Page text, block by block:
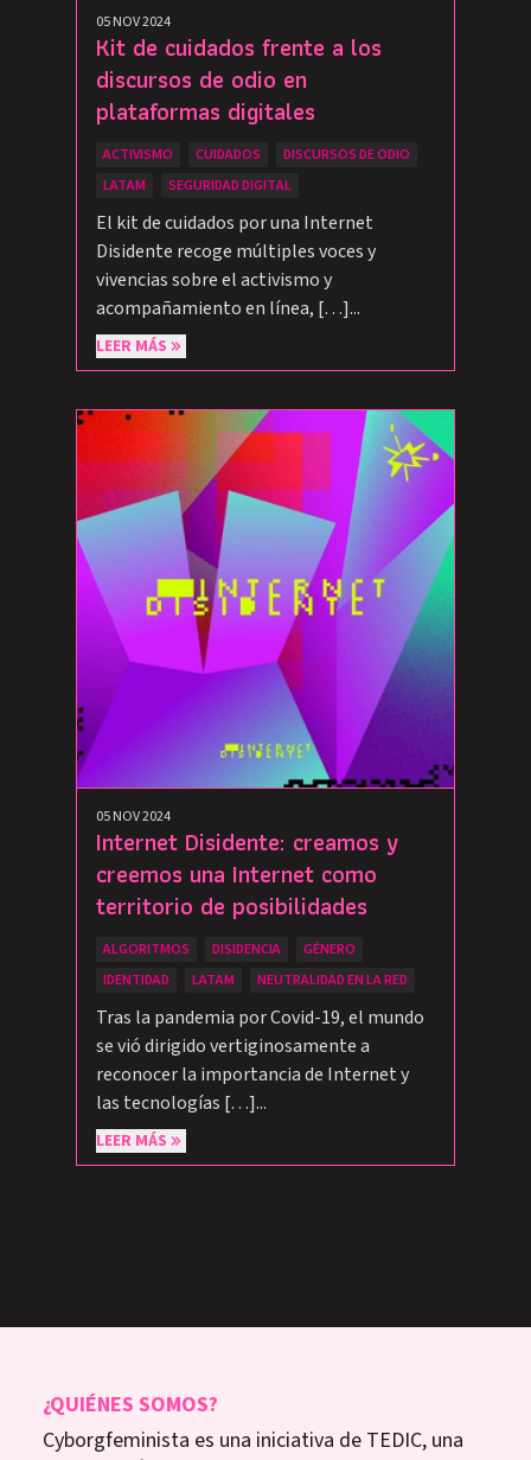
05 NOV 2024
Kit de cuidados frente a los
discursos de odio en
plataformas digitales
ACTIVISMO CUIDADOS
DISCURSOS DE ODIO
LATAM
SEGURIDAD DIGITAL
El kit de cuidados por una Internet
Disidente recoge múltiples voces y
vivencias sobre el activismo y
acompañamiento en línea, […]...
LEER MÁS
05 NOV 2024
Internet Disidente: creamos y
creemos una Internet como
territorio de posibilidades
ALGORITMOS DISIDENCIA
GÉNERO
IDENTIDAD
LATAM NEUTRALIDAD EN LA RED
Tras la pandemia por Covid-19, el mundo
se vió dirigido vertiginosamente a
reconocer la importancia de Internet y
las tecnologías […]...
LEER MÁS
¿QUIÉNES SOMOS?
Cyborgfeminista es una iniciativa de TEDIC, una